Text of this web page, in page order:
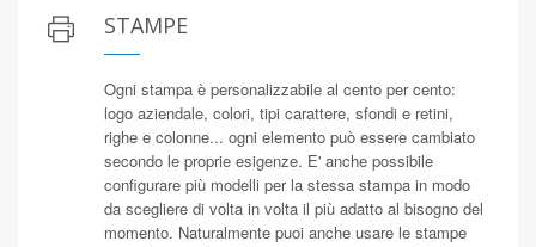
STAMPE
Ogni stampa è personalizzabile al cento per cento:
logo aziendale, colori, tipi carattere, sfondi e retini,
righe e colonne... ogni elemento può essere cambiato
secondo le proprie esigenze. E' anche possibile
configurare più modelli per la stessa stampa in modo
da scegliere di volta in volta il più adatto al bisogno del
momento. Naturalmente puoi anche usare le stampe